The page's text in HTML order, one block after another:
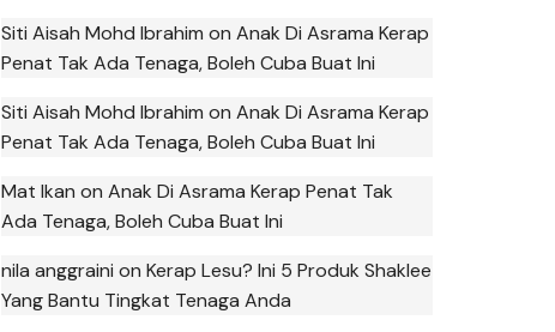
Siti Aisah Mohd Ibrahim on Anak Di Asrama Kerap
Penat Tak Ada Tenaga, Boleh Cuba Buat Ini
Siti Aisah Mohd Ibrahim on Anak Di Asrama Kerap
Penat Tak Ada Tenaga, Boleh Cuba Buat Ini
Mat Ikan on Anak Di Asrama Kerap Penat Tak
Ada Tenaga, Boleh Cuba Buat Ini
nila anggraini on Kerap Lesu? Ini 5 Produk Shaklee
Yang Bantu Tingkat Tenaga Anda